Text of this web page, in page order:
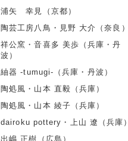
浦矢 幸見（京都）
陶芸工房八鳥・見野 大介（奈良）
祥公窯・音喜多 美歩（兵庫・丹
波）
紬器 -tumugi-（兵庫・丹波）
陶処風・山本 直毅（兵庫）
陶処風・山本 綾子（兵庫）
dairoku pottery・上山 遼（兵庫）
出嶋 正樹（広島）